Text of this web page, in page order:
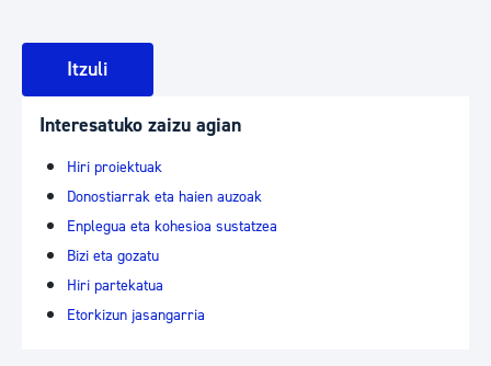
Itzuli
Interesatuko zaizu agian
Hiri proiektuak
Donostiarrak eta haien auzoak
Enplegua eta kohesioa sustatzea
Bizi eta gozatu
Hiri partekatua
Etorkizun jasangarria